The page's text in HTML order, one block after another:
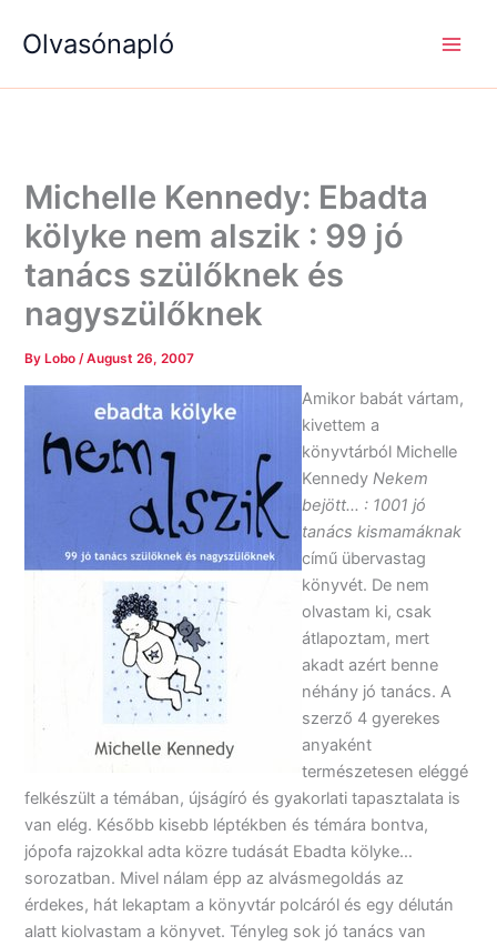
Olvasónapló
Michelle Kennedy: Ebadta
kölyke nem alszik : 99 jó
tanács szülőknek és
nagyszülőknek
By Lobo/August 26, 2007
Amikor babát vártam,
kivettem a
könyvtárból Michelle
KennedyNekem
bejött… : 1001 jó
tanács kismamáknak
című übervastag
könyvét. De nem
olvastam ki, csak
átlapoztam, mert
akadt azért benne
néhány jó tanács. A
szerző 4 gyerekes
anyaként
természetesen eléggé
felkészült a témában, újságíró és gyakorlati tapasztalata is
van elég. Később kisebb léptékben és témára bontva,
jópofa rajzokkal adta közre tudását Ebadta kölyke…
sorozatban. Mivel nálam épp az alvásmegoldás az
érdekes, hát lekaptam a könyvtár polcáról és egy délután
alatt kiolvastam a könyvet. Tényleg sok jó tanács van
e
a
é
g
k
é
g
k